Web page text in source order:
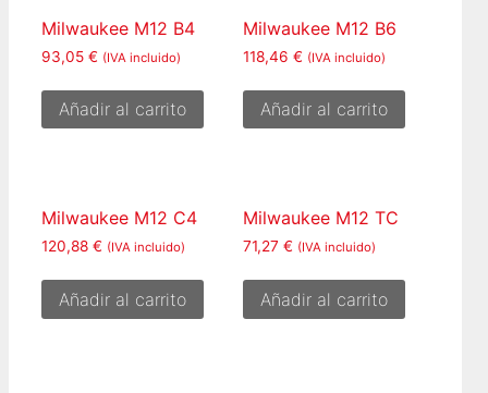
Milwaukee M12 B4
93,05 € (IVA incluido)
Añadir al carrito
Milwaukee M12 B6
118,46€ (IVA incluido)
Añadir al carrito
Milwaukee M12 C4
120,88 € (IVA incluido)
Añadir al carrito
Milwaukee M12 TC
71,27€ (IVA incluido)
Añadir al carrito